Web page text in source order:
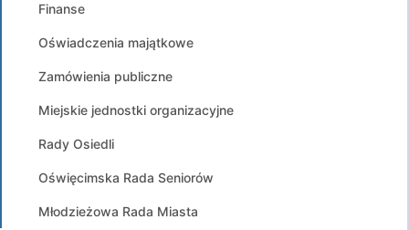
Finanse
Oświadczenia majątkowe
Zamówienia publiczne
Miejskie jednostki organizacyjne
Rady Osiedli
Oświęcimska Rada Seniorów
Młodzieżowa Rada Miasta